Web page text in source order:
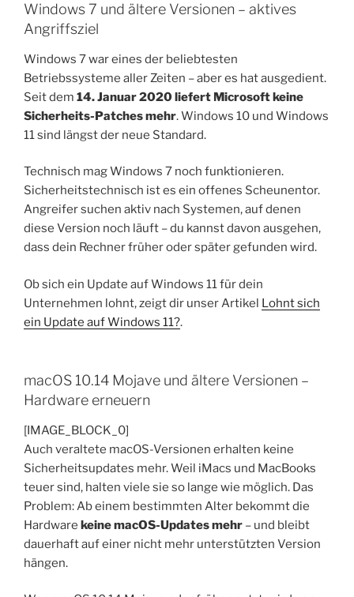
Windows 7 und ältere Versionen – aktives
Angriffsziel
Windows 7 war eines der beliebtesten
Betriebssysteme aller Zeiten – aber es hat ausgedient.
Seit dem 14. Januar 2020 liefert Microsoft keine
Sicherheits-Patches mehr. Windows 10 und Windows
11 sind längst der neue Standard.
Technisch mag Windows 7 noch funktionieren.
Sicherheitstechnisch ist es ein offenes Scheunentor.
Angreifer suchen aktiv nach Systemen, auf denen
diese Version noch läuft – du kannst davon ausgehen,
dass dein Rechner früher oder später gefunden wird.
Ob sich ein Update auf Windows 11 für dein
Unternehmen lohnt, zeigt dir unser Artikel Lohnt sich
ein Update auf Windows 11?.
macOS 10.14 Mojave und ältere Versionen –
Hardware erneuern
[IMAGE_BLOCK_0]
Auch veraltete macOS-Versionen erhalten keine
Sicherheitsupdates mehr. Weil iMacs und MacBooks
teuer sind, halten viele sie so lange wie möglich. Das
Problem: Ab einem bestimmten Alter bekommt die
Hardware keine macOS-Updates mehr – und bleibt
dauerhaft auf einer nicht mehr unterstützten Version
hängen.